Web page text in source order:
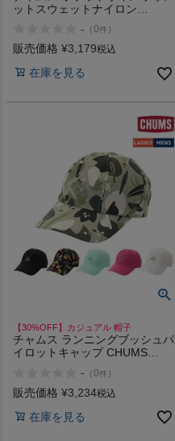
ットスウェットナイロン
- （0件 ）
販売価格 ¥3,179税込
在庫を見る
【30%OFF】カジュアル 帽子
チャムス ランニングブッシュパ
イロットキャップ CHUMS
レット セール- （0件 ）
販売価格 ¥3,234税込
在庫を見る